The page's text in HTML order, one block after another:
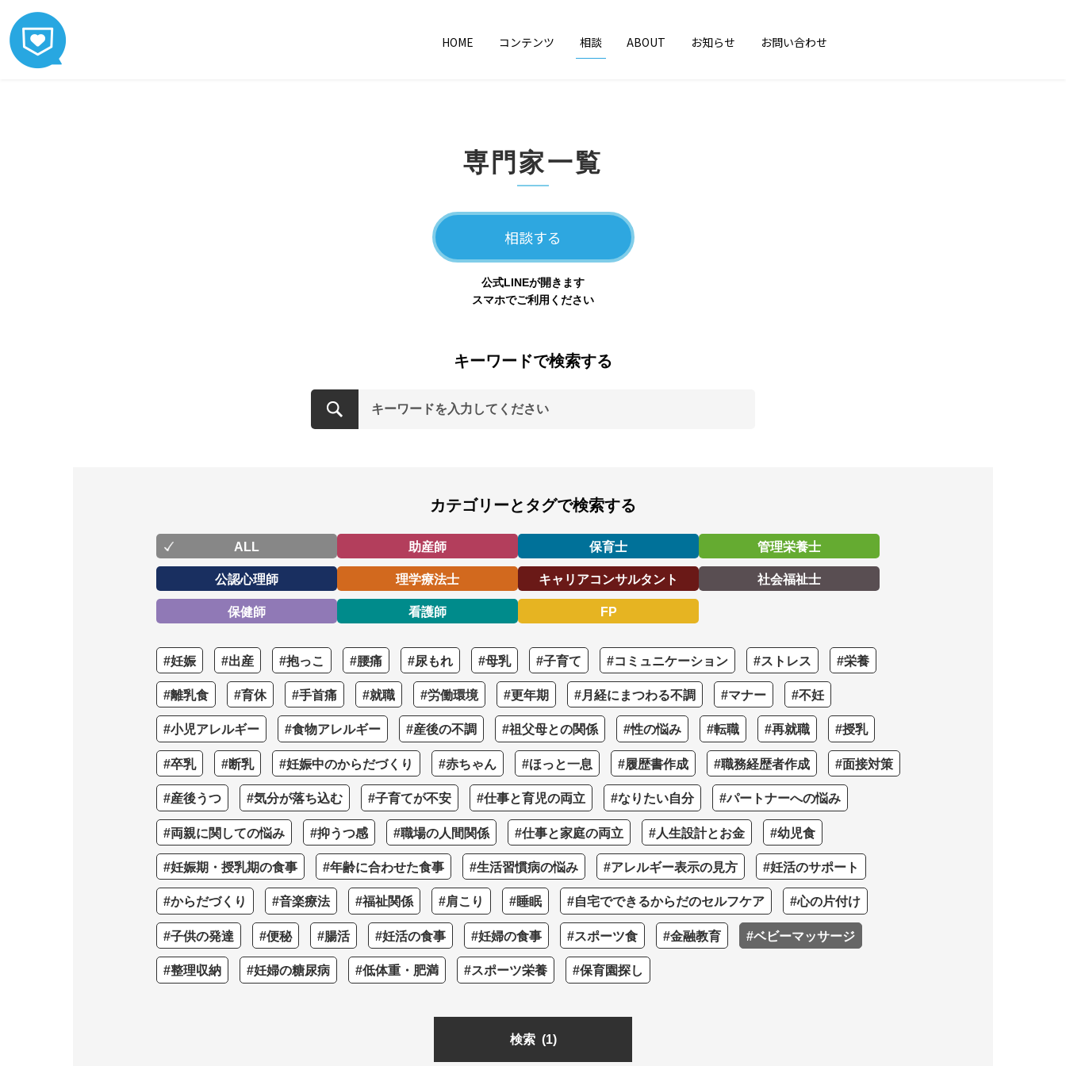
HOME コンテンツ 相談 ABOUT お知らせ お問い合わせ
専門家一覧
相談する
公式LINEが開きます
スマホでご利用ください
キーワードで検索する
カテゴリーとタグで検索する
ALL 助産師 保育士 管理栄養士
公認心理師 理学療法士 キャリアコンサルタント 社会福祉士
保健師 看護師 FP
#妊娠 #出産 #抱っこ #腰痛 #尿もれ #母乳 #子育て #コミュニケーション #ストレス #栄養
#離乳食 #育休 #手首痛 #就職 #労働環境 #更年期 #月経にまつわる不調 #マナー #不妊
#小児アレルギー #食物アレルギー #産後の不調 #祖父母との関係 #性の悩み #転職 #再就職 #授乳
#卒乳 #断乳 #妊娠中のからだづくり #赤ちゃん #ほっと一息 #履歴書作成 #職務経歴者作成 #面接対策
#産後うつ #気分が落ち込む #子育てが不安 #仕事と育児の両立 #なりたい自分 #パートナーへの悩み
#両親に関しての悩み #抑うつ感 #職場の人間関係 #仕事と家庭の両立 #人生設計とお金 #幼児食
#妊娠期・授乳期の食事 #年齢に合わせた食事 #生活習慣病の悩み #アレルギー表示の見方 #妊活のサポート
#からだづくり #音楽療法 #福祉関係 #肩こり #睡眠 #自宅でできるからだのセルフケア #心の片付け
#子供の発達 #便秘 #腸活 #妊活の食事 #妊婦の食事 #スポーツ食 #金融教育 #ベビーマッサージ
#整理収納 #妊婦の糖尿病 #低体重・肥満 #スポーツ栄養 #保育園探し
検索 (1)